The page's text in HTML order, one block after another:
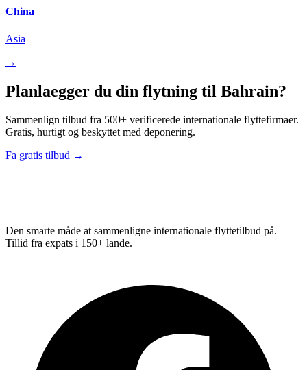
China
Asia
→
Planlaegger du din flytning til Bahrain?
Sammenlign tilbud fra 500+ verificerede internationale flyttefirmaer.
Gratis, hurtigt og beskyttet med deponering.
Fa gratis tilbud →
Den smarte måde at sammenligne internationale flyttetilbud på.
Tillid fra expats i 150+ lande.